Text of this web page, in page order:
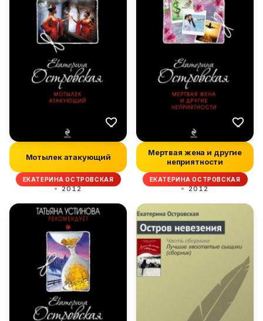
Мотылек атакующий
ЕКАТЕРИНА ОСТРОВСКАЯ
2012
Мертвая жена и другие
неприятности
ЕКАТЕРИНА ОСТРОВСКАЯ
2012